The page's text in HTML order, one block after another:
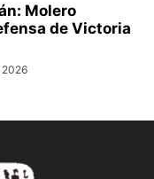
Molero
de Victoria
2026